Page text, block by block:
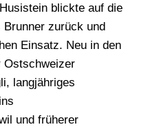
blickte auf die
zurück und
Einsatz. Neu in den
Ostschweizer
langjähriges
und früherer